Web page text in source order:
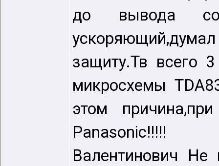
до вывода
защиту.Тв всего
микросхемы
этом
Panasonic!!!!!
Валентинович